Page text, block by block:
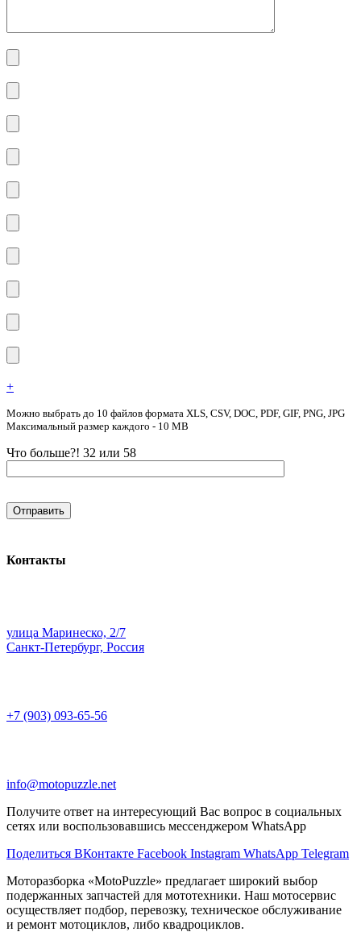
+
Можно выбрать до 10 файлов формата XLS, CSV, DOC, PDF, GIF, PNG, JPG
Максимальный размер каждого - 10 MB
Что больше?! 32 или 58
Контакты
улица Маринеско, 2/7
Санкт-Петербург, Россия
+7 (903) 093-65-56
info@motopuzzle.net
Получите ответ на интересующий Вас вопрос в социальных
сетях или воспользовавшись мессенджером WhatsApp
Поделиться ВКонтакте Facebook Instagram WhatsApp Telegram
Моторазборка «MotoPuzzle» предлагает широкий выбор
подержанных запчастей для мототехники. Наш мотосервис
осуществляет подбор, перевозку, техническое обслуживание
и ремонт мотоциклов, либо квадроциклов.